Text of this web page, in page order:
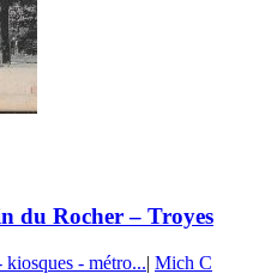
du Rocher – Troyes
- métro...| Mich C